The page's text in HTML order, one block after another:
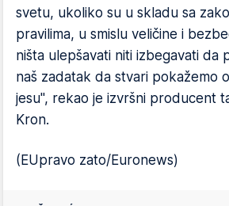
svetu, ukoliko su u skladu sa
pravilima, u smislu veličine i
ništa ulepšavati niti izbegavati da
naš zadatak da stvari pokažemo
jesu", rekao je izvršni producent
Kron.
(EUpravo zato/Euronews)